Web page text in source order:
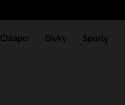
Chlapci Dívky Sporty